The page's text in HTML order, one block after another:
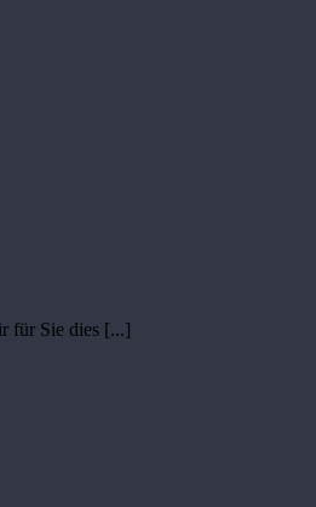
für Sie dies [...]